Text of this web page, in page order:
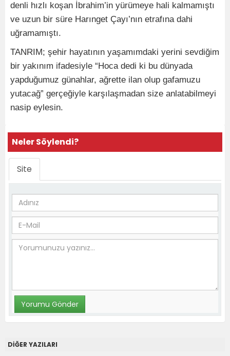
denli hızlı koşan İbrahim’in yürümeye hali kalmamıştı
ve uzun bir süre Harınget Çayı’nın etrafına dahi
uğramamıştı.
TANRIM; şehir hayatının yaşamımdaki yerini sevdiğim
bir yakınım ifadesiyle “Hoca dedi ki bu dünyada
yapduğumuz günahlar, ağrette ilan olup gafamuzu
yutacağ” gerçeğiyle karşılaşmadan size anlatabilmeyi
nasip eylesin.
Neler Söylendi?
Site
DİĞER YAZILARI